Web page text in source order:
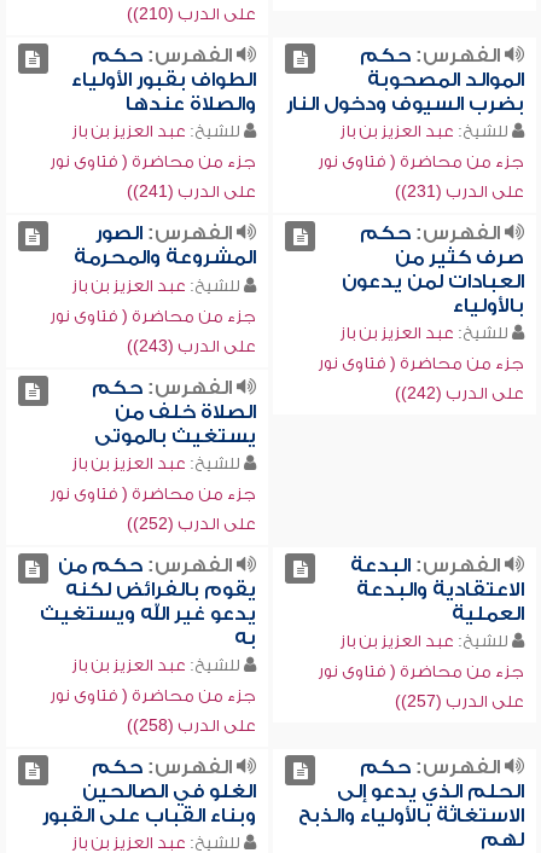
على الدرب (210))
الفهرس:حكم
الموالد المصحوبة
بضرب السيوف ودخول النار
للشيخ: عبد العزيز بن باز
جزء من محاضرة ( فتاوى نور
على الدرب (231))
الفهرس:حكم
الطواف بقبور الأولياء
والصلاة عندها
للشيخ: عبد العزيز بن باز
جزء من محاضرة ( فتاوى نور
على الدرب (241))
الفهرس:حكم
صرف كثير من
العبادات لمن يدعون
بالأولياء
للشيخ: عبد العزيز بن باز
جزء من محاضرة ( فتاوى نور
على الدرب (242))
الفهرس:الصور
المشروعة والمحرمة
للشيخ: عبد العزيز بن باز
جزء من محاضرة ( فتاوى نور
على الدرب (243))
الفهرس:حكم
الصلاة خلف من
يستغيث بالموتى
للشيخ: عبد العزيز بن باز
جزء من محاضرة ( فتاوى نور
على الدرب (252))
الفهرس:البدعة
الاعتقادية والبدعة
العملية
للشيخ: عبد العزيز بن باز
جزء من محاضرة ( فتاوى نور
على الدرب (257))
الفهرس:حكم من
يقوم بالفرائض لكنه
يدعو غير الله ويستغيث
به
للشيخ: عبد العزيز بن باز
جزء من محاضرة ( فتاوى نور
على الدرب (258))
الفهرس:حكم
الحلم الذي يدعو إلى
الاستغاثة بالأولياء والذبح
لهم
الفهرس:حكم
الغلو في الصالحين
وبناء القباب على القبور
للشيخ: عبد العزيز بن باز